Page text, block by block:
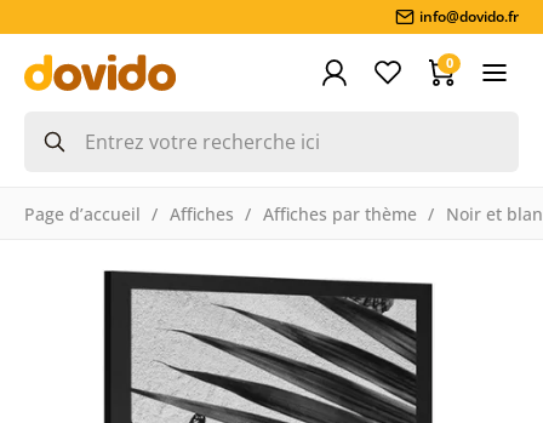
info@dovido.fr
0
Page d’accueil Affiches Affiches par thème Noir et